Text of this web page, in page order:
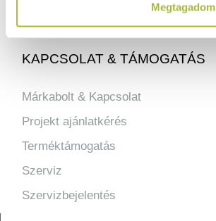
Megtagadom
KAPCSOLAT & TÁMOGATÁS
Márkabolt & Kapcsolat
Projekt ajánlatkérés
Terméktámogatás
Szerviz
Szervizbejelentés